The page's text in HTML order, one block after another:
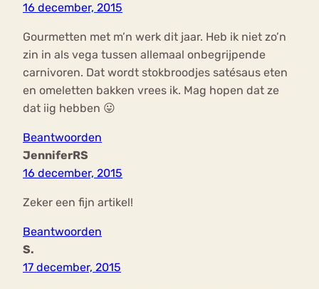
16 december, 2015
Gourmetten met m’n werk dit jaar. Heb ik niet zo’n
zin in als vega tussen allemaal onbegrijpende
carnivoren. Dat wordt stokbroodjes satésaus eten
en omeletten bakken vrees ik. Mag hopen dat ze
dat iig hebben 😛
Beantwoorden
JenniferRS
16 december, 2015
Zeker een fijn artikel!
Beantwoorden
S.
17 december, 2015